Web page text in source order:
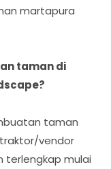
martapura
taman di
taman
vendor
terlengkap mulai